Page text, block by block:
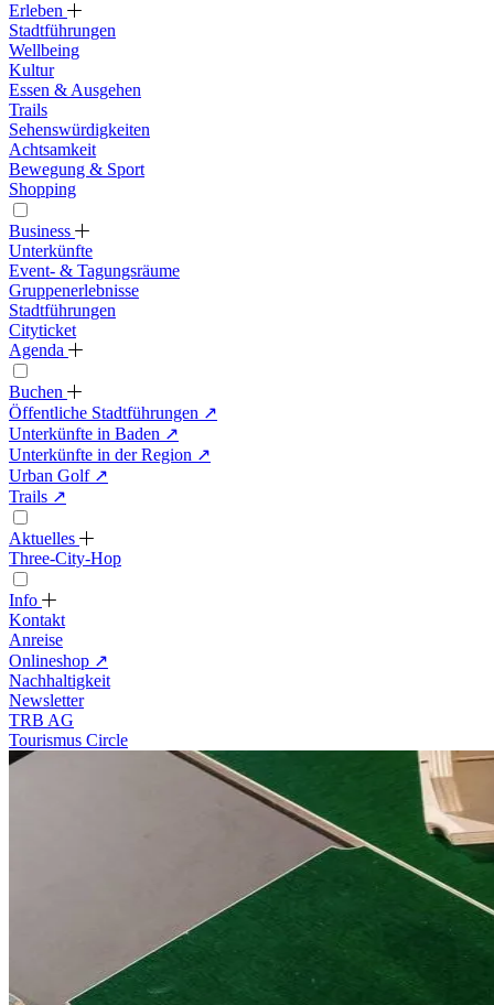
Erleben
Stadtführungen
Wellbeing
Kultur
Essen & Ausgehen
Trails
Sehenswürdigkeiten
Achtsamkeit
Bewegung & Sport
Shopping
Business
Unterkünfte
Event- & Tagungsräume
Gruppenerlebnisse
Stadtführungen
Cityticket
Agenda
Buchen
Öffentliche Stadtführungen ↗
Unterkünfte in Baden ↗
Unterkünfte in der Region ↗
Urban Golf ↗
Trails ↗
Aktuelles
Three-City-Hop
Info
Kontakt
Anreise
Onlineshop ↗
Nachhaltigkeit
Newsletter
TRB AG
Tourismus Circle